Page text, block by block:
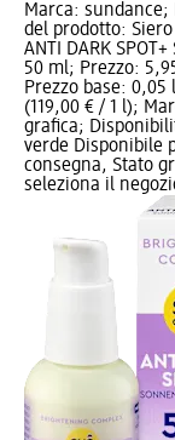
Marca: sundance;
del prodotto:
ANTI DARK SPOT+
50 ml; Prezzo:
Prezzo base: 0,05 l
(119,00 € / 1 l);
grafica;
verde Disponibile
consegna, Stato
seleziona il